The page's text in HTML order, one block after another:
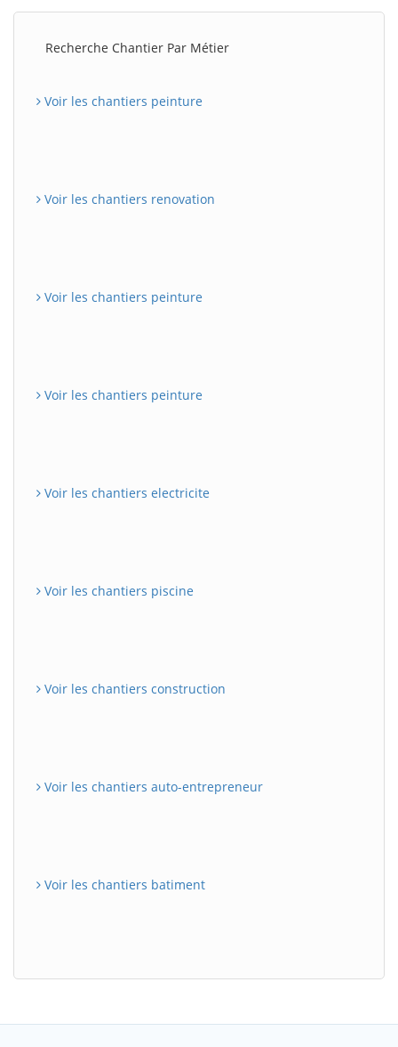
Recherche Chantier Par Métier
Voir les chantiers peinture
Voir les chantiers renovation
Voir les chantiers peinture
Voir les chantiers peinture
Voir les chantiers electricite
Voir les chantiers piscine
Voir les chantiers construction
Voir les chantiers auto-entrepreneur
Voir les chantiers batiment